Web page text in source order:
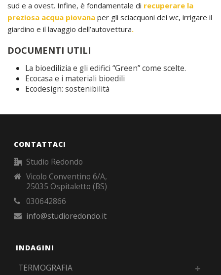
sud e a ovest. Infine, è fondamentale di recuperare la
preziosa acqua piovana per gli sciacquoni dei wc, irrigare il
giardino e il lavaggio dell’autovettura.
DOCUMENTI UTILI
La bioedilizia e gli edifici “Green” come scelte.
Ecocasa e i materiali bioedili
Ecodesign: sostenibilità
CONTATTACI
Studio Redondo
Vicolo Conventino 6/A,
25035 Ospitaletto (BS)
030642866
info@studioredondo.it
INDAGINI
TERMOGRAFIA